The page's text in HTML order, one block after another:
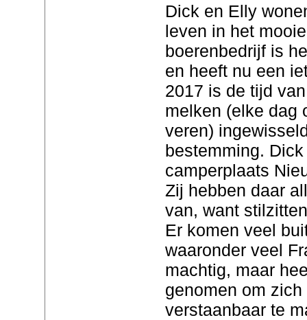
Dick en Elly
leven in het
boerenbedrijf is
en heeft nu een
2017 is de tijd
melken (elke dag
veren)
bestemming.
camperplaats
Zij hebben daar
van, want
Er komen veel
waaronder veel
machtig, maar
genomen om
verstaanbaar te